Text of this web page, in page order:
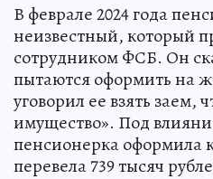
В феврале 2024 года
неизвестный, который
сотрудником ФСБ. Он
пытаются оформить на
уговорил ее взять заем,
имущество». Под
пенсионерка оформила
перевела 739 тысяч